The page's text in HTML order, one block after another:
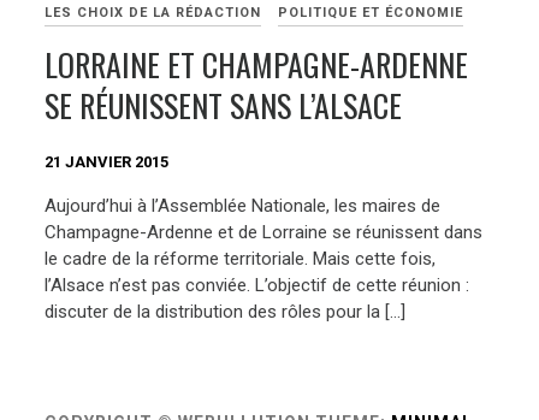
LES CHOIX DE LA RÉDACTION POLITIQUE ET ÉCONOMIE
LORRAINE ET CHAMPAGNE-ARDENNE
SE RÉUNISSENT SANS L’ALSACE
21 JANVIER 2015
Aujourd’hui à l’Assemblée Nationale, les maires de
Champagne-Ardenne et de Lorraine se réunissent dans
le cadre de la réforme territoriale. Mais cette fois,
l’Alsace n’est pas conviée. L’objectif de cette réunion :
discuter de la distribution des rôles pour la […]